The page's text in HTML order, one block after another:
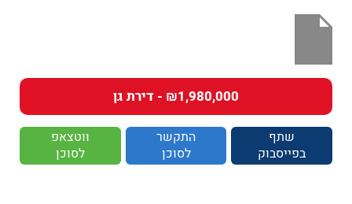
₪1,980,000 - דירת גן
שתף
בפייסבוק
התקשר
לסוכן
ווטצאפ
לסוכן